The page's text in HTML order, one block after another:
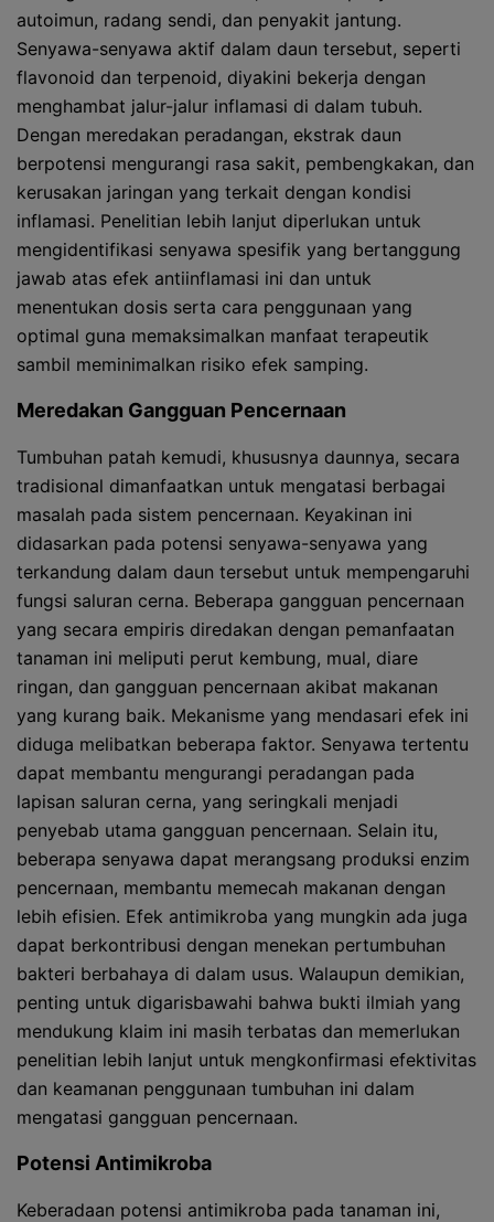
autoimun, radang sendi, dan penyakit jantung.
Senyawa-senyawa aktif dalam daun tersebut, seperti
flavonoid dan terpenoid, diyakini bekerja dengan
menghambat jalur-jalur inflamasi di dalam tubuh.
Dengan meredakan peradangan, ekstrak daun
berpotensi mengurangi rasa sakit, pembengkakan, dan
kerusakan jaringan yang terkait dengan kondisi
inflamasi. Penelitian lebih lanjut diperlukan untuk
mengidentifikasi senyawa spesifik yang bertanggung
jawab atas efek antiinflamasi ini dan untuk
menentukan dosis serta cara penggunaan yang
optimal guna memaksimalkan manfaat terapeutik
sambil meminimalkan risiko efek samping.
Meredakan Gangguan Pencernaan
Tumbuhan patah kemudi, khususnya daunnya, secara
tradisional dimanfaatkan untuk mengatasi berbagai
masalah pada sistem pencernaan. Keyakinan ini
didasarkan pada potensi senyawa-senyawa yang
terkandung dalam daun tersebut untuk mempengaruhi
fungsi saluran cerna. Beberapa gangguan pencernaan
yang secara empiris diredakan dengan pemanfaatan
tanaman ini meliputi perut kembung, mual, diare
ringan, dan gangguan pencernaan akibat makanan
yang kurang baik. Mekanisme yang mendasari efek ini
diduga melibatkan beberapa faktor. Senyawa tertentu
dapat membantu mengurangi peradangan pada
lapisan saluran cerna, yang seringkali menjadi
penyebab utama gangguan pencernaan. Selain itu,
beberapa senyawa dapat merangsang produksi enzim
pencernaan, membantu memecah makanan dengan
lebih efisien. Efek antimikroba yang mungkin ada juga
dapat berkontribusi dengan menekan pertumbuhan
bakteri berbahaya di dalam usus. Walaupun demikian,
penting untuk digarisbawahi bahwa bukti ilmiah yang
mendukung klaim ini masih terbatas dan memerlukan
penelitian lebih lanjut untuk mengkonfirmasi efektivitas
dan keamanan penggunaan tumbuhan ini dalam
mengatasi gangguan pencernaan.
Potensi Antimikroba
Keberadaan potensi antimikroba pada tanaman ini,